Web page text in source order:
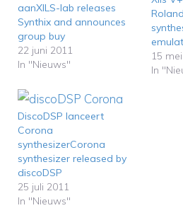
aanXILS-lab releases
Synthix and announces
group buy
22 juni 2011
In "Nieuws"
15
In
DiscoDSP lanceert
Corona
synthesizerCorona
synthesizer released by
discoDSP
25 juli 2011
In "Nieuws"